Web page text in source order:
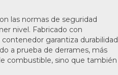
las normas de seguridad
nivel. Fabricado con
garantiza durabilidad
a prueba de derrames, más
combustible, sino que también